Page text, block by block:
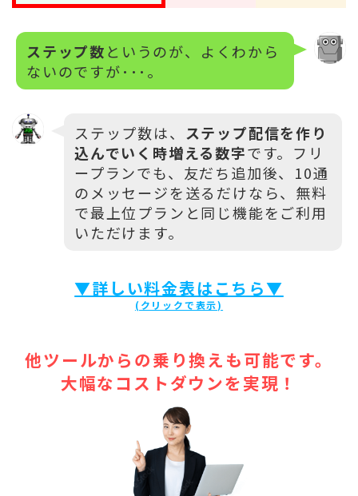
ステップ数というのが、よくわから
ないのですが･･･。
ステップ数は、 ステップ配信を作り
込んでいく時増える数字です。フリ
ープランでも、友だち追加後、10通
のメッセージを送るだけなら、無料
で最上位プランと同じ機能をご利用
いただけます。
▼詳しい料金表はこちら▼
他ツールからの乗り換えも可能です。
大幅なコストダウンを実現！